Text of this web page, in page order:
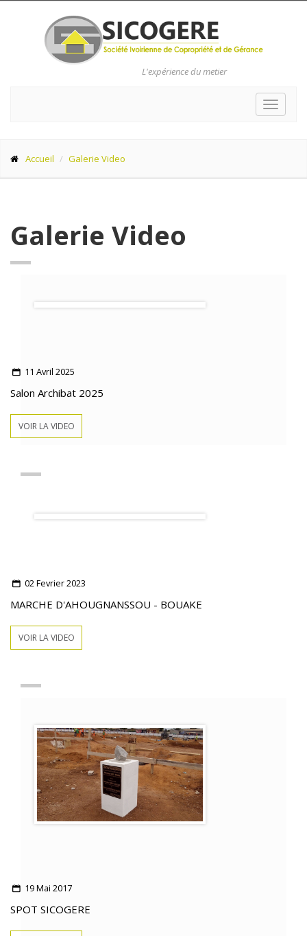
L'expérience du metier
Toggle
Accueil Galerie Video
Galerie Video
11 Avril 2025
Salon Archibat 2025
VOIR LA VIDEO
02 Fevrier 2023
MARCHE D'AHOUGNANSSOU - BOUAKE
VOIR LA VIDEO
19 Mai 2017
SPOT SICOGERE